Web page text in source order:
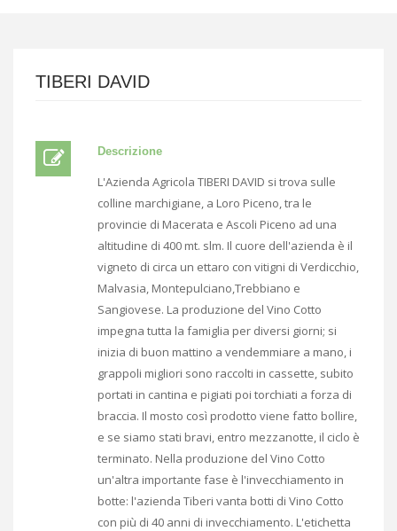
TIBERI DAVID
Descrizione
L'Azienda Agricola TIBERI DAVID si trova sulle
colline marchigiane, a Loro Piceno, tra le
provincie di Macerata e Ascoli Piceno ad una
altitudine di 400 mt. slm. Il cuore dell'azienda è il
vigneto di circa un ettaro con vitigni di Verdicchio,
Malvasia, Montepulciano,Trebbiano e
Sangiovese. La produzione del Vino Cotto
impegna tutta la famiglia per diversi giorni; si
inizia di buon mattino a vendemmiare a mano, i
grappoli migliori sono raccolti in cassette, subito
portati in cantina e pigiati poi torchiati a forza di
braccia. Il mosto così prodotto viene fatto bollire,
e se siamo stati bravi, entro mezzanotte, il ciclo è
terminato. Nella produzione del Vino Cotto
un'altra importante fase è l'invecchiamento in
botte: l'azienda Tiberi vanta botti di Vino Cotto
con più di 40 anni di invecchiamento. L'etichetta